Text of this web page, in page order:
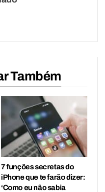
Também
7 funções secretas do
iPhone que te farão dizer:
‘Como eu não sabia